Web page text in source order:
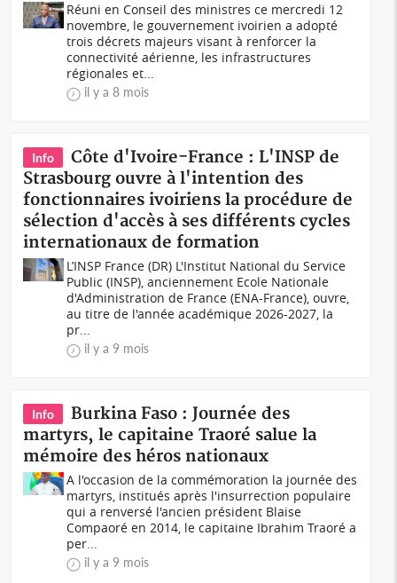
Réuni en Conseil des ministres ce mercredi 12
novembre, le gouvernement ivoirien a adopté
trois décrets majeurs visant à renforcer la
connectivité aérienne, les infrastructures
régionales et...
il y a 8 mois
Info
Côte d'Ivoire-France : L'INSP de
Strasbourg ouvre à l'intention des
fonctionnaires ivoiriens la procédure de
sélection d'accès à ses différents cycles
internationaux de formation
L’INSP France (DR) L'Institut National du Service
Public (INSP), anciennement Ecole Nationale
d'Administration de France (ENA-France), ouvre,
au titre de l'année académique 2026-2027, la
pr...
il y a 9 mois
Info
Burkina Faso : Journée des
martyrs, le capitaine Traoré salue la
mémoire des héros nationaux
A l'occasion de la commémoration la journée des
martyrs, institués après l'insurrection populaire
qui a renversé l'ancien président Blaise
Compaoré en 2014, le capitaine Ibrahim Traoré a
per...
il y a 9 mois